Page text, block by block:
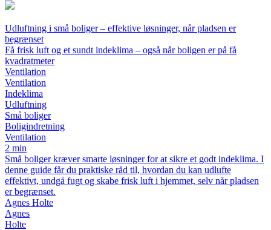
Udluftning i små boliger – effektive løsninger, når pladsen er
begrænset
Få frisk luft og et sundt indeklima – også når boligen er på få
kvadratmeter
Ventilation
Ventilation
Indeklima
Udluftning
Små boliger
Boligindretning
Ventilation
2 min
Små boliger kræver smarte løsninger for at sikre et godt indeklima. I
denne guide får du praktiske råd til, hvordan du kan udlufte
effektivt, undgå fugt og skabe frisk luft i hjemmet, selv når pladsen
er begrænset.
Agnes Holte
Agnes
Holte